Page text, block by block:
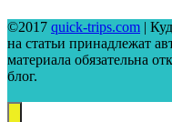
©2017 quick-trips.com |
на статьи принадлежат
материала обязательна
блог.